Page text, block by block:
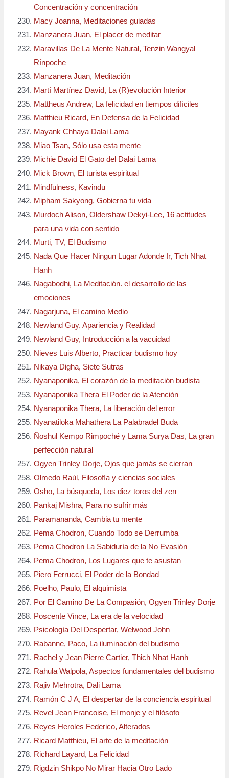
Concentración y concentración
Macy Joanna, Meditaciones guiadas
Manzanera Juan, El placer de meditar
Maravillas De La Mente Natural, Tenzin Wangyal
Rínpoche
Manzanera Juan, Meditación
Martí Martínez David, La (R)evolución Interior
Mattheus Andrew, La felicidad en tiempos difíciles
Matthieu Ricard, En Defensa de la Felicidad
Mayank Chhaya Dalai Lama
Miao Tsan, Sólo usa esta mente
Michie David El Gato del Dalai Lama
Mick Brown, El turista espiritual
Mindfulness, Kavindu
Mipham Sakyong, Gobierna tu vida
Murdoch Alison, Oldershaw Dekyi-Lee, 16 actitudes
para una vida con sentido
Murti, TV, El Budismo
Nada Que Hacer Ningun Lugar Adonde Ir, Tich Nhat
Hanh
Nagabodhi, La Meditación. el desarrollo de las
emociones
Nagarjuna, El camino Medio
Newland Guy, Apariencia y Realidad
Newland Guy, Introducción a la vacuidad
Nieves Luis Alberto, Practicar budismo hoy
Nikaya Digha, Siete Sutras
Nyanaponika, El corazón de la meditación budista
Nyanaponika Thera El Poder de la Atención
Nyanaponika Thera, La liberación del error
Nyanatiloka Mahathera La Palabradel Buda
Ñoshul Kempo Rimpoché y Lama Surya Das, La gran
perfección natural
Ogyen Trinley Dorje, Ojos que jamás se cierran
Olmedo Raúl, Filosofía y ciencias sociales
Osho, La búsqueda, Los diez toros del zen
Pankaj Mishra, Para no sufrir más
Paramananda, Cambia tu mente
Pema Chodron, Cuando Todo se Derrumba
Pema Chodron La Sabiduría de la No Evasión
Pema Chodron, Los Lugares que te asustan
Piero Ferrucci, El Poder de la Bondad
Poelho, Paulo, El alquimista
Por El Camino De La Compasión, Ogyen Trinley Dorje
Poscente Vince, La era de la velocidad
Psicología Del Despertar, Welwood John
Rabanne, Paco, La iluminación del budismo
Rachel y Jean Pierre Cartier, Thich Nhat Hanh
Rahula Walpola, Aspectos fundamentales del budismo
Rajiv Mehrotra, Dali Lama
Ramón C J A, El despertar de la conciencia espiritual
Revel Jean Francoise, El monje y el filósofo
Reyes Heroles Federico, Alterados
Ricard Matthieu, El arte de la meditación
Richard Layard, La Felicidad
Rigdzin Shikpo No Mirar Hacia Otro Lado